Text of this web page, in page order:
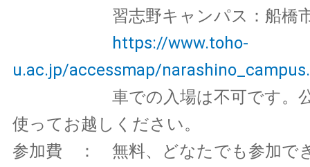
習志野キャンパス：船橋市
https://www.toho-
u.ac.jp/accessmap/
車での入場は不可です。公
使ってお越しください。
参加費 ： 無料、どなたでも参加で